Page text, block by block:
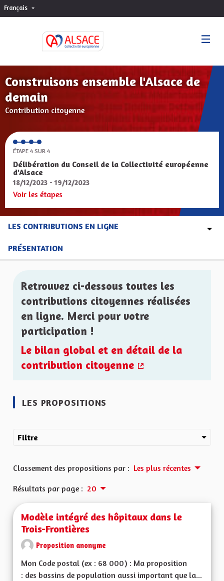
Français Choisir la langue
Construisons ensemble l'Alsace de
demain
Contribution citoyenne
ÉTAPE 4 SUR 4
Délibération du Conseil de la Collectivité européenne
d'Alsace
18/12/2023 - 19/12/2023
Voir les étapes
LES CONTRIBUTIONS EN LIGNE
PRÉSENTATION
Retrouvez ci-dessous toutes les
contributions citoyennes réalisées
en ligne. Merci pour votre
participation !
Le bilan global et en détail de la
contribution citoyenne
LES PROPOSITIONS
Filtre
Classement des propositions par : Les plus récentes
Résultats par page : 20
Modèle intégré des hôpitaux dans le
Trois-Frontières
Proposition anonyme
Mon Code postal (ex : 68 000) : Ma proposition
: des bassins de population aussi important que la...